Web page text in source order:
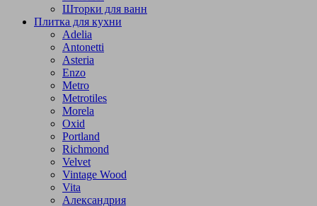
Шторки для ванн
Плитка для кухни
Adelia
Antonetti
Asteria
Enzo
Metro
Metrotiles
Morela
Oxid
Portland
Richmond
Velvet
Vintage Wood
Vita
Александрия